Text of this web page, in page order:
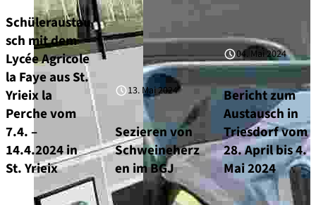
Schüleraustau
sch mit dem
Lycée Agricole
la Faye aus St.
Yrieix la
Perche vom
7.4. –
14.4.2024 in
St. Yrieix
13. Mai 2024
Sezieren von
Schweineherz
en im BGJ
04. Mai 2024
Bericht zum
Austausch in
Triesdorf vom
28. April bis 4.
Mai 2024